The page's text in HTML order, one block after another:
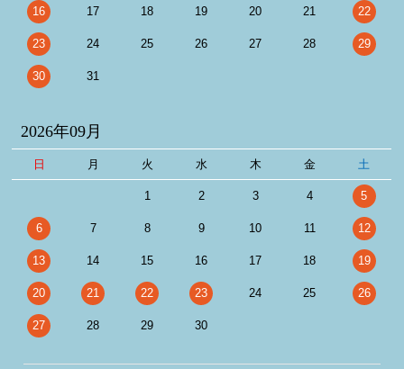
16 17 18 19 20 21 22
23 24 25 26 27 28 29
30 31
2026年09月
日 月 火 水 木 金 土
1 2 3 4 5
6 7 8 9 10 11 12
13 14 15 16 17 18 19
20 21 22 23 24 25 26
27 28 29 30